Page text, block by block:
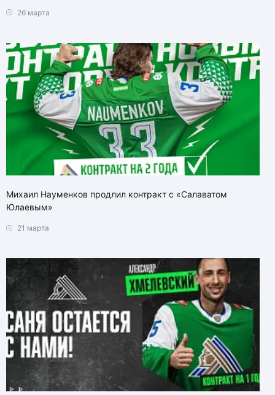
26 марта
Михаил Науменков продлил контракт с «Салаватом
Юлаевым»
21 марта